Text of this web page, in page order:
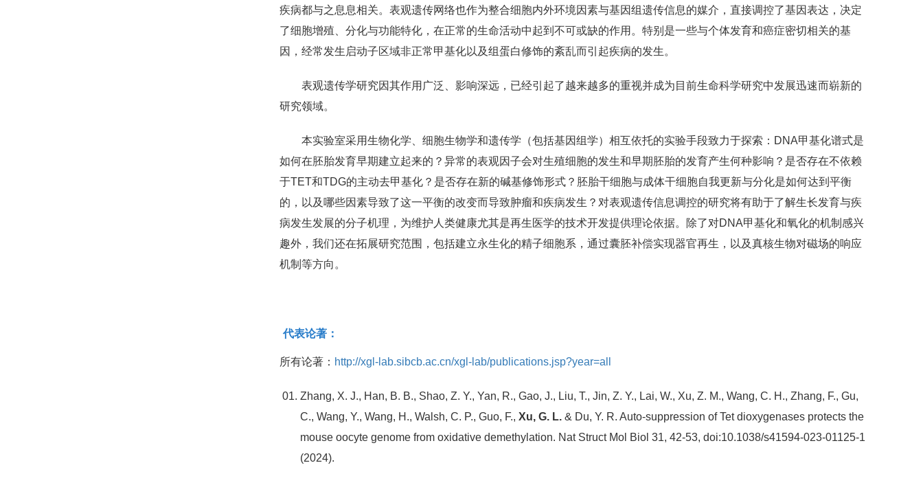
疾病都与之息息相关。表观遗传网络也作为整合细胞内外环境因素与基因组遗传信息的媒介，直接调控了基因表达，决定
了细胞增殖、分化与功能特化，在正常的生命活动中起到不可或缺的作用。特别是一些与个体发育和癌症密切相关的基
因，经常发生启动子区域非正常甲基化以及组蛋白修饰的紊乱而引起疾病的发生。
表观遗传学研究因其作用广泛、影响深远，已经引起了越来越多的重视并成为目前生命科学研究中发展迅速而崭新的
研究领域。
本实验室采用生物化学、细胞生物学和遗传学（包括基因组学）相互依托的实验手段致力于探索：DNA甲基化谱式是
如何在胚胎发育早期建立起来的？异常的表观因子会对生殖细胞的发生和早期胚胎的发育产生何种影响？是否存在不依赖
于TET和TDG的主动去甲基化？是否存在新的碱基修饰形式？胚胎干细胞与成体干细胞自我更新与分化是如何达到平衡
的，以及哪些因素导致了这一平衡的改变而导致肿瘤和疾病发生？对表观遗传信息调控的研究将有助于了解生长发育与疾
病发生发展的分子机理，为维护人类健康尤其是再生医学的技术开发提供理论依据。除了对DNA甲基化和氧化的机制感兴
趣外，我们还在拓展研究范围，包括建立永生化的精子细胞系，通过囊胚补偿实现器官再生，以及真核生物对磁场的响应
机制等方向。
代表论著：
所有论著： http://xgl-lab.sibcb.ac.cn/xgl-lab/publications.jsp?year=all
Zhang, X. J., Han, B. B., Shao, Z. Y., Yan, R., Gao, J., Liu, T., Jin, Z. Y., Lai, W., Xu, Z. M., Wang, C. H., Zhang, F., Gu,
C., Wang, Y., Wang, H., Walsh, C. P., Guo, F.,Xu, G. L. & Du, Y. R. Auto-suppression of Tet dioxygenases protects the
mouse oocyte genome from oxidative demethylation. Nat Struct Mol Biol 31, 42-53, doi:10.1038/s41594-023-01125-1
(2024).